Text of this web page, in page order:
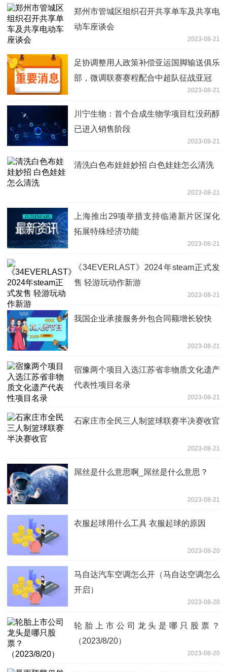
郑州市管城区组织召开共享单车及共享电
动车座谈会
2023-08-21
足协调整用人政策补偿亚运国脚输送俱乐
部，微调联赛赛程配合中超队征战亚冠
2023-08-21
川宁生物：首个合成生物学项目红没药醇
已进入销售阶段
2023-08-21
清洗白色布娃娃妙招 白色娃娃怎么清洗
2023-08-21
上海推出29项举措支持临港新片区深化
拓展特殊经济功能
2023-08-21
《34EVERLAST》2024年steam正式发
售 轻游玩动作新游
2023-08-21
我国企业承接服务外包合同额增长较快
2023-08-21
宿豫两个项目入选江苏省非物质文化遗产
代表性项目名录
2023-08-21
石家庄市全民三人制篮球联赛半决赛收官
2023-08-21
屌丝是什么意思啊_屌丝是什么意思？
2023-08-21
衣服起球用什么工具 衣服起球的原因
2023-08-20
马自达汽车空调怎么开（马自达空调怎么
开启）
2023-08-20
轮胎上市公司龙头是哪只股票？
（2023/8/20）
2023-08-20